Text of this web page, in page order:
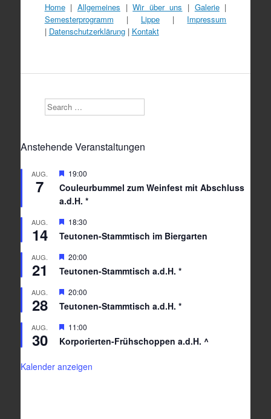
Home| Allgemeines |Wir über uns | Galerie|
Semesterprogramm | Lippe | Impressum
| Datenschutzerklärung| Kontakt
Search
Anstehende Veranstaltungen
AUG.
7
Hervorgehoben
19:00
Couleurbummel zum Weinfest mit Abschluss
a.d.H. *
AUG.
14
Hervorgehoben
18:30
Teutonen-Stammtisch im Biergarten
AUG.
21
Hervorgehoben
20:00
Teutonen-Stammtisch a.d.H. *
AUG.
28
Hervorgehoben
20:00
Teutonen-Stammtisch a.d.H. *
AUG.
30
Hervorgehoben
11:00
Korporierten-Frühschoppen a.d.H. ^
Kalender anzeigen